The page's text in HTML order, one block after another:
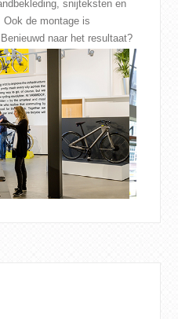
snijteksten en
de montage is
naar het resultaat?